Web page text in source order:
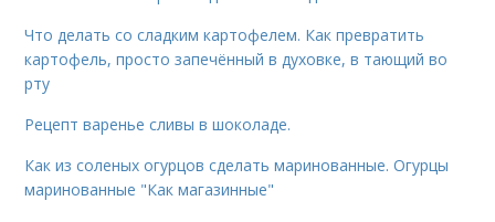
Что делать со сладким картофелем. Как превратить
картофель, просто запечённый в духовке, в тающий во
рту
Рецепт варенье сливы в шоколаде.
Как из соленых огурцов сделать маринованные. Огурцы
маринованные "Как магазинные"